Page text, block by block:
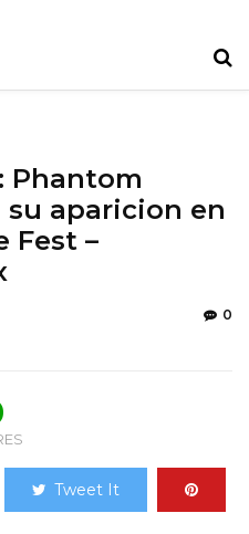
Phantom
aparicion en
Fest –
0
Tweet It